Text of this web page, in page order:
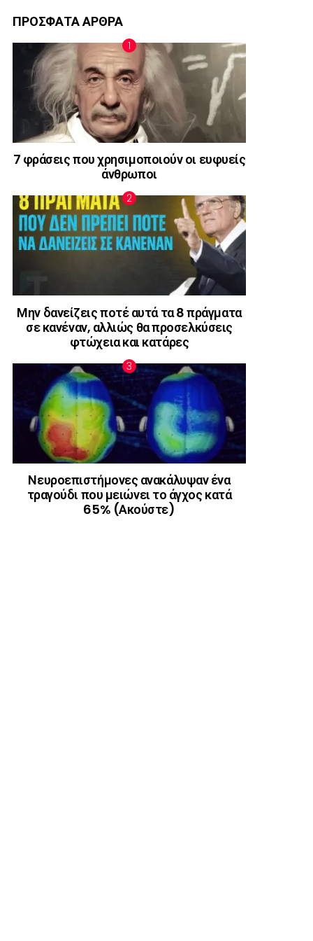
ΠΡΟΣΦΑΤΑ ΑΡΘΡΑ
7 φράσεις που χρησιμοποιούν οι ευφυείς
άνθρωποι
Μην δανείζεις ποτέ αυτά τα 8 πράγματα
σε κανέναν, αλλιώς θα προσελκύσεις
φτώχεια και κατάρες
Νευροεπιστήμονες ανακάλυψαν ένα
τραγούδι που μειώνει το άγχος κατά
65% (Ακούστε)